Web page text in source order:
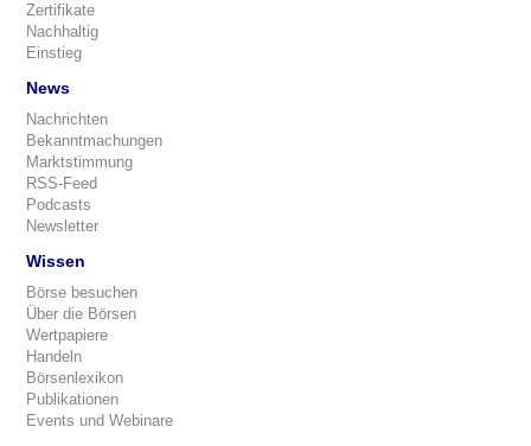
Zertifikate
Nachhaltig
Einstieg
News
Nachrichten
Bekanntmachungen
Marktstimmung
RSS-Feed
Podcasts
Newsletter
Wissen
Börse besuchen
Über die Börsen
Wertpapiere
Handeln
Börsenlexikon
Publikationen
Events und Webinare